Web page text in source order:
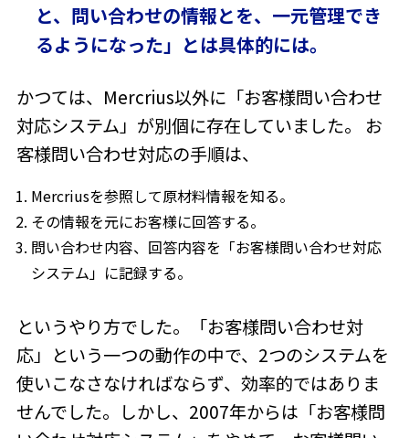
と、問い合わせの情報とを、一元管理でき
るようになった」とは具体的には。
かつては、Mercrius以外に「お客様問い合わせ
対応システム」が別個に存在していました。 お
客様問い合わせ対応の手順は、
Mercriusを参照して原材料情報を知る。
その情報を元にお客様に回答する。
問い合わせ内容、回答内容を「お客様問い合わせ対応
システム」に記録する。
というやり方でした。「お客様問い合わせ対
応」という一つの動作の中で、2つのシステムを
使いこなさなければならず、効率的ではありま
せんでした。しかし、2007年からは「お客様問